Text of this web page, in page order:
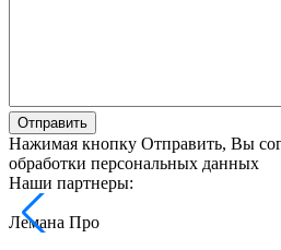
Отправить
Нажимая кнопку Отправить, Вы
обработки персональных данных
Наши партнеры:
Лемана Про